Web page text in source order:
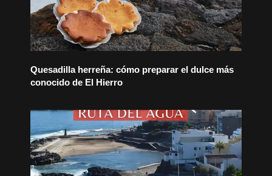
Quesadilla herreña: cómo preparar el dulce más
conocido de El Hierro